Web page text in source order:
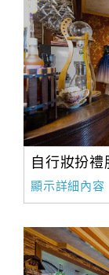
自行妝扮禮
顯示詳細內容